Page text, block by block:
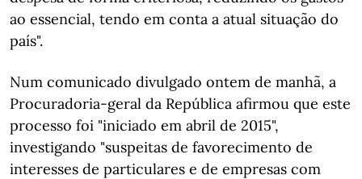
ao essencial, tendo em conta a atual situação do
país".
Num comunicado divulgado ontem de manhã, a
Procuradoria-geral da República afirmou que este
processo foi "iniciado em abril de 2015",
investigando "suspeitas de favorecimento de
interesses de particulares e de empresas com